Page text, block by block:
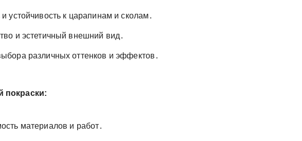
устойчивость к царапинам и сколам․
и эстетичный внешний вид․
различных оттенков и эффектов․
покраски:
материалов и работ․